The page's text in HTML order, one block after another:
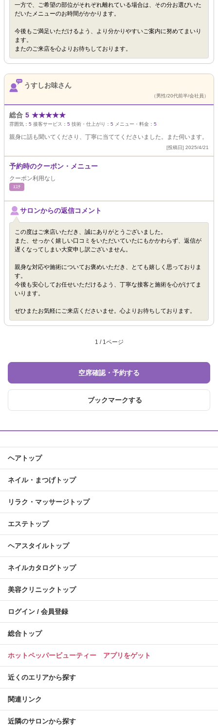
一方で、ご希望の部位がそれぞれ離れている場合は、その分お選びいた
だいたメニューのお時間がかかります。
今後もご満足いただけるよう、より分かりやすいご案内に努めてまいり
ます。
またのご来店を心よりお待ちしております。
うすしお味さん
（男性/20代前半/会社員）
総合 5 ★★★★★
雰囲気： 5 接客サービス： 5 技術・仕上がり： 5 メニュー・料金： 5
親身に話も聞いてくださり、丁寧に当ててくださいました。また伺います。
[投稿日] 2025/4/21
予約時のクーポン・メニュー
クーポン利用なし
ｴｽﾃ
サロンからの返信コメント
この度はご来店いただき、誠にありがとうございました。
また、せっかく嬉しい口コミをいただいていたにもかかわらず、返信が
遅くなってしまい大変申し訳ございません。
親身な対応や施術についてお褒めいただき、とても嬉しく思っておりま
す。
今後も安心してお任せいただけるよう、丁寧な接客と施術を心がけてま
いります。
ぜひまたお気軽にご来店くださいませ。心よりお待ちしております。
1 / 1ページ
空席確認・予約する
ブックマークする
ヘアトップ
ネイル・まつげトップ
リラク・マッサージトップ
エステトップ
ヘアスタイルトップ
ネイルカタログトップ
美容クリニックトップ
ログイン / 会員登録
総合トップ
ホットペッパービューティー アプリをゲット
近くのエリアから探す
関連リンク
近隣のサロンから探す